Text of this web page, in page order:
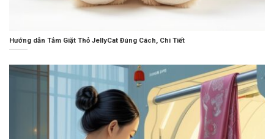
Hướng dẫn Tắm Giặt Thỏ JellyCat Đúng Cách, Chi Tiết